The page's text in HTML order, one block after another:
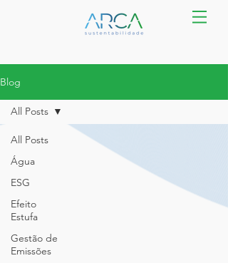
Blog
All Posts
Água
ESG
Efeito
Estufa
Gestão de
Emissões
All Posts